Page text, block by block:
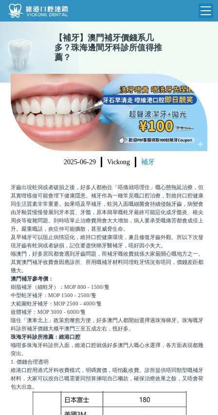
維港首頁
品牌介紹
環境設備
醫院新聞
收費標準
N
收費總表
植牙收費
根管收費
美學收費
箍牙收費
醫生團隊
門診時間
【補牙】 澳門補牙價錢系几
多？珠海邊間牙科診所值得推
薦？
2025-06-29 Vickong 補牙
牙齒出現蛀洞或者破損之後，好多人都抱住「唔痛就唔理住」嘅心態拖延治療，但
其實咁樣做可能會埋下健康隱患。補牙作為一種常見嘅口腔治療，對維持口腔健康
同生活質素非常重要。如果唔及早補牙，蛀洞入面嘅細菌會持續侵蝕牙齒，病變會
由牙釉質慢慢發展到牙本質、牙髓，原本簡單嘅蛀牙最終可能惡化成牙髓炎、根尖
周炎等複雜問題。到時唔單止治療費用會大大增加，病人要承受嘅痛苦都會成倍上
升。嚴重嘅話，炎症仲可能擴散，甚至威脅生命。
及早補牙可以阻止病情惡化，維持口腔健康環境，兼且修復牙齒外觀。所以下次發
現牙齒有蛀洞或者缺損，記住要盡快睇牙醫補牙，唔好因小失大。
喺澳門，好多居民都會遇到牙齒問題，而補牙嘅收費就係大家最關心嘅地方之一。
其實澳門補牙收費會因應診所、所用嘅補牙材料同埋蛀牙情況有唔同，價錢差距都
幾大。
澳門補牙參考價：
樹脂補牙（細蛀牙）：MOP 800 - 1500/隻
中型蛀牙補牙：MOP 1500 - 2500/隻
大範圍蛀牙補牙：MOP 2500 - 4000/隻
嵌體補牙：MOP 3000 - 6000/隻
隨住「澳車北上」政策愈嚟愈方便，好多澳門人都開始選擇過珠海睇牙。珠海嘅牙
科診所補牙價錢大概平澳門三至五成左右，抵好多。
珠海牙科診所推薦：維港口腔
喺咁多珠海牙科診所入面，維港口腔就係好多澳門人嘅心水選擇，各方面表現都幾
突出。
1. 價錢合理透明
維港口腔用港式牙科收費模式，明碼實價，唔怕亂收費。診所提供唔同類型嘅補牙
材料，大家可以按自己嘅需要同預算揀啱自己嗰款，確保治療效果之餘，又唔會荷
包大出血。